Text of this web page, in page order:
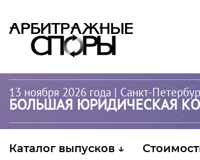
13 ноября 2026 года | Санкт-
БОЛЬШАЯ ЮРИДИЧЕСКАЯ
Каталог выпусков ↓